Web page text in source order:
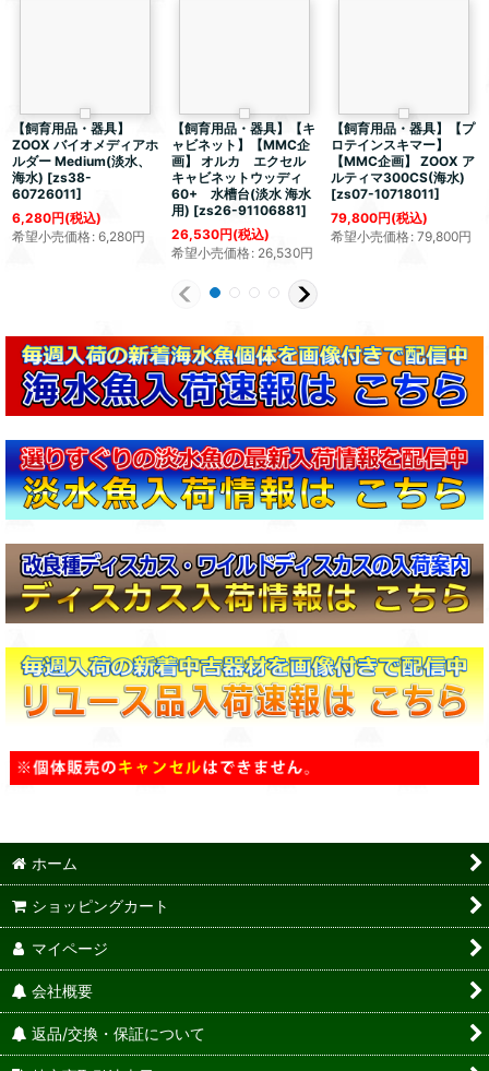
【飼育用品・器具】
ZOOX バイオメディアホ
ルダー Medium(淡水、
海水) [zs38-
60726011]
6,280円(税込)
希望小売価格: 6,280円
【飼育用品・器具】【キ
ャビネット】【MMC企
画】 オルカ エクセル
キャビネットウッディ
60+ 水槽台(淡水 海水
用) [zs26-91106881]
26,530円(税込)
希望小売価格: 26,530円
【飼育用品・器具】【プ
ロテインスキマー】
【MMC企画】 ZOOX ア
ルティマ300CS(海水)
[zs07-10718011]
79,800円(税込)
希望小売価格: 79,800円
ホーム
ショッピングカート
マイページ
会社概要
返品/交換・保証について